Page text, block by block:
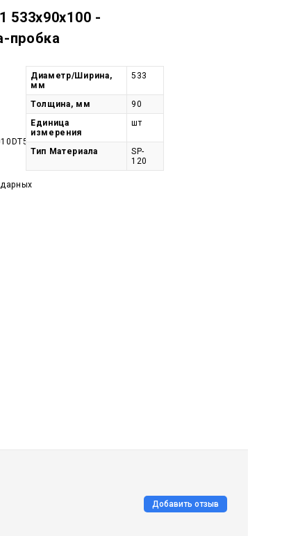
533x90x100 -
пробка
Диаметр/Ширина,
мм
533
Толщина, мм
90
Единица
измерения
шт
Тип Материала
SP-
120
Добавить отзыв